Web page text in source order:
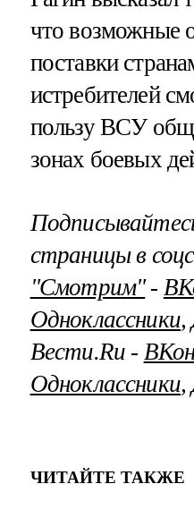
что возможные
поставки
истребителей
пользу ВСУ
зонах боевых
страницы в
"Смотрим"‐
Одноклассники,
Вести.Ru ‐
Одноклассники,
ЧИТАЙТЕ ТАКЖЕ